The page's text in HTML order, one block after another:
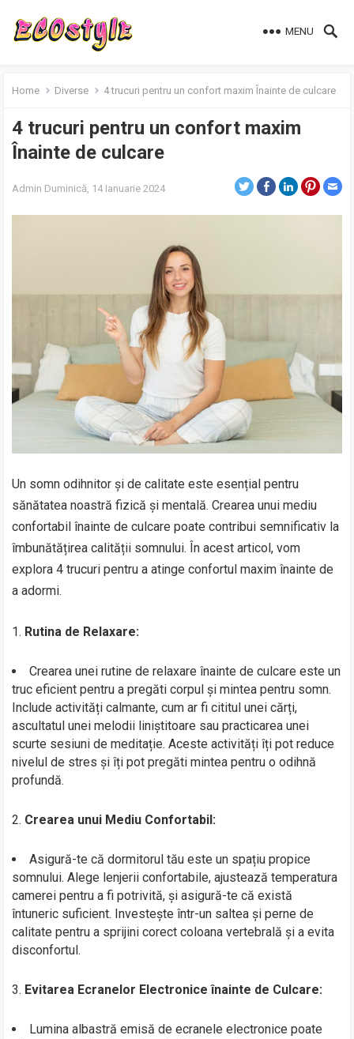
MENU
Home Diverse 4 trucuri pentru un confort maxim Înainte de culcare
4 trucuri pentru un confort maxim
Înainte de culcare
Admin Duminică, 14 Ianuarie 2024
Un somn odihnitor și de calitate este esențial pentru
sănătatea noastră fizică și mentală. Crearea unui mediu
confortabil înainte de culcare poate contribui semnificativ la
îmbunătățirea calității somnului. În acest articol, vom
explora 4 trucuri pentru a atinge confortul maxim înainte de
a adormi.
1. Rutina de Relaxare:
Crearea unei rutine de relaxare înainte de culcare este un
truc eficient pentru a pregăti corpul și mintea pentru somn.
Include activități calmante, cum ar fi cititul unei cărți,
ascultatul unei melodii liniștitoare sau practicarea unei
scurte sesiuni de meditație. Aceste activități îți pot reduce
nivelul de stres și îți pot pregăti mintea pentru o odihnă
profundă.
2. Crearea unui Mediu Confortabil:
Asigură-te că dormitorul tău este un spațiu propice
somnului. Alege lenjerii confortabile, ajustează temperatura
camerei pentru a fi potrivită, și asigură-te că există
întuneric suficient. Investește într-un saltea și perne de
calitate pentru a sprijini corect coloana vertebrală și a evita
disconfortul.
3. Evitarea Ecranelor Electronice înainte de Culcare:
Lumina albastră emisă de ecranele electronice poate